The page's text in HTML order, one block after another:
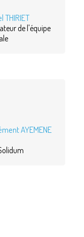
THIRIET
de l'équipe
AYEMENE